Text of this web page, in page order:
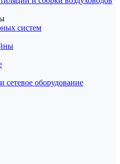
систем
оборудование